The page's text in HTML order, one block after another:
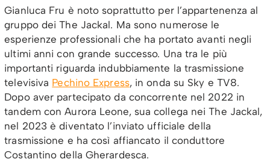
Gianluca Fru è noto soprattutto per l’appartenenza al
gruppo dei The Jackal. Ma sono numerose le
esperienze professionali che ha portato avanti negli
ultimi anni con grande successo. Una tra le più
importanti riguarda indubbiamente la trasmissione
televisiva Pechino Express, in onda su Sky e TV8.
Dopo aver partecipato da concorrente nel 2022 in
tandem con Aurora Leone, sua collega nei The Jackal,
nel 2023 è diventato l’inviato ufficiale della
trasmissione e ha così affiancato il conduttore
Costantino della Gherardesca.